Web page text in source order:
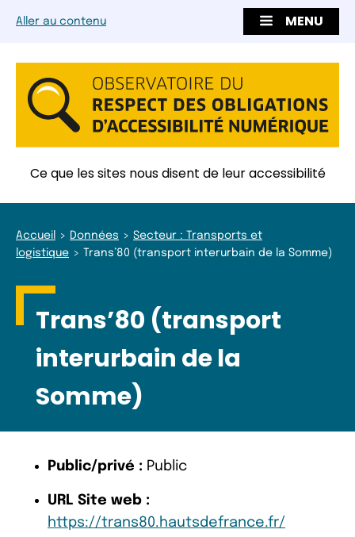
Aller au contenu MENU
Ce que les sites nous disent de leur accessibilité
Accueil Données
Secteur : Transports et
logistique
Trans’80 (transport interurbain de la Somme)
Trans’80 (transport
interurbain de la
Somme)
Public/privé : Public
URL Site web :
https://trans80.hautsdefrance.fr/